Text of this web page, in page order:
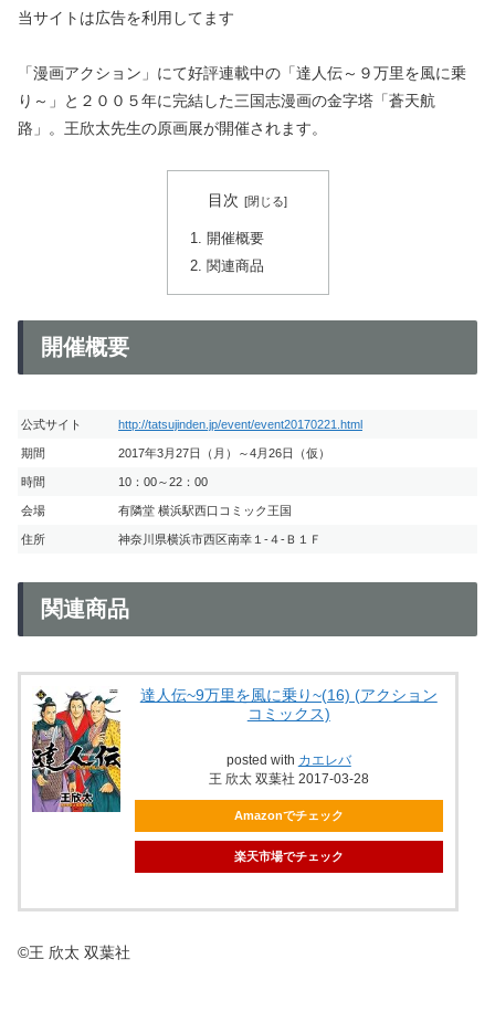
当サイトは広告を利用してます
「漫画アクション」にて好評連載中の「達人伝～９万里を風に乗
り～」と２００５年に完結した三国志漫画の金字塔「蒼天航
路」。王欣太先生の原画展が開催されます。
目次
開催概要
関連商品
開催概要
公式サイト http://tatsujinden.jp/event/event20170221.html
期間 2017年3月27日（月）～4月26日（仮）
時間 10：00～22：00
会場 有隣堂 横浜駅西口コミック王国
住所 神奈川県横浜市西区南幸１-４-Ｂ１Ｆ
関連商品
達人伝~9万里を風に乗り~(16) (アクション
コミックス)
posted with カエレバ
王 欣太 双葉社 2017-03-28
Amazonでチェック
楽天市場でチェック
©王 欣太 双葉社